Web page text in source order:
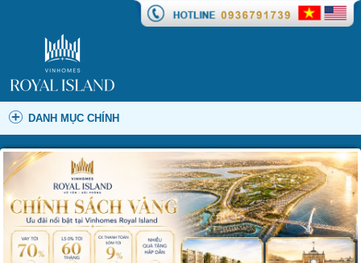
DANH MỤC CHÍNH